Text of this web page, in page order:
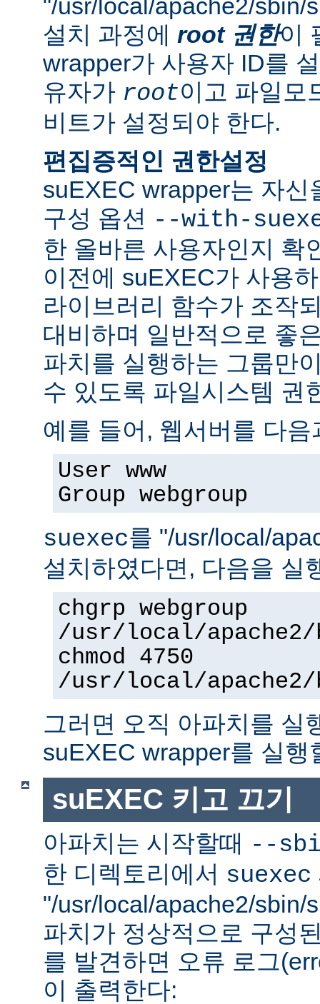
"/usr/local/apache2/sbin/
설치 과정에 root 권한이
wrapper가 사용자 ID를
유자가 root이고 파일모
비트가 설정되야 한다.
편집증적인 권한설정
suEXEC wrapper는 자신
구성 옵션 --with-
한 올바른 사용자인지 확
이전에 suEXEC가 사용
라이브러리 함수가 조작
대비하며 일반적으로 좋
파치를 실행하는 그룹만
수 있도록 파일시스템 권
예를 들어, 웹서버를 다
User www
Group webgroup
suexec를 "/usr/local/
설치하였다면, 다음을 실
chgrp webgroup
/usr/local/apache2/
chmod 4750
/usr/local/apache2/
그러면 오직 아파치를 실
suEXEC wrapper를 실행
suEXEC 키고 끄기
아파치는 시작할때 --
한 디렉토리에서 suexec
"/usr/local/apache2/sbin/
파치가 정상적으로 구성
를 발견하면 오류 로그
이 출력한다: